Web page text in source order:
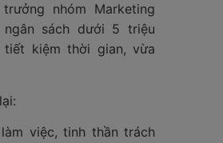
nhóm Marketing
sách dưới 5 triệu
kiệm thời gian, vừa
việc, tinh thần trách